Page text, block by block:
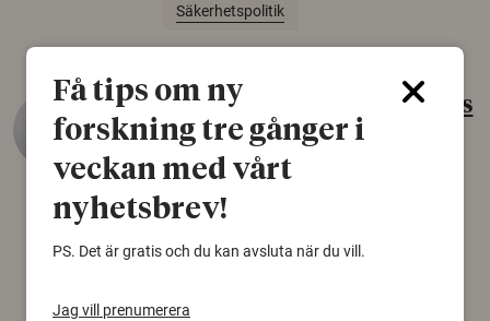
Säkerhetspolitik
Gammalt skinn var Sveriges
äldsta sko
22 juni 2026
Det som arkeologer länge trodde var en
gammal sko. Fyndet bär spår av romerskt
Norden.
Få tips om ny
forskning tre gånger i
veckan med vårt
nyhetsbrev!
PS. Det är gratis och du kan avsluta när du vill.
Jag vill prenumerera